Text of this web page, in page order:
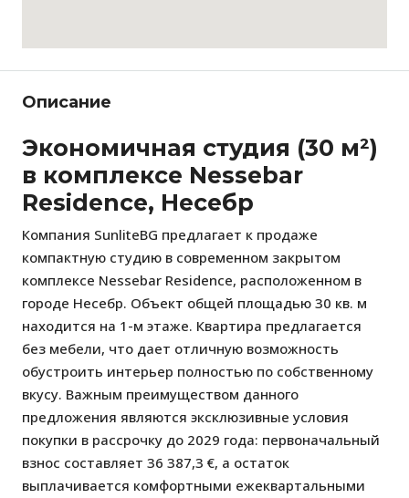
Описание
Экономичная студия (30 м²)
в комплексе Nessebar
Residence, Несебр
Компания SunliteBG предлагает к продаже
компактную студию в современном закрытом
комплексе Nessebar Residence, расположенном в
городе Несебр. Объект общей площадью 30 кв. м
находится на 1-м этаже. Квартира предлагается
без мебели, что дает отличную возможность
обустроить интерьер полностью по собственному
вкусу. Важным преимуществом данного
предложения являются эксклюзивные условия
покупки в рассрочку до 2029 года: первоначальный
взнос составляет 36 387,3 €, а остаток
выплачивается комфортными ежеквартальными